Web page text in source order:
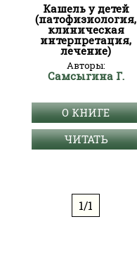
Кашель у детей
(патофизиология,
клиническая
интерпретация,
лечение)
Авторы:
Самсыгина Г.
О КНИГЕ
ЧИТАТЬ
1/1